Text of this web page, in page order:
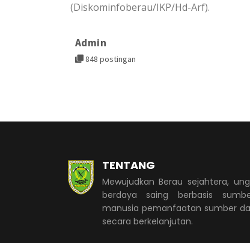
(Diskominfoberau/IKP/Hd-Arf).
Admin
848 postingan
TENTANG
Mewujudkan Berau sejahtera,
berdaya saing berbasis
manusia pemanfaatan sumber
secara berkelanjutan.